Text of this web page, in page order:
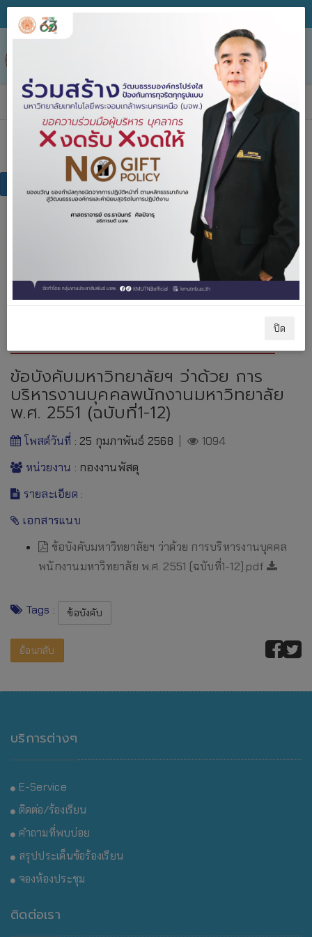
กฎระเบียบ/ข้อบังคับ
กฎระเบียบ/ข้อบังคับ
กฎระเบียบ ข้อบังคับภายนอก
กฏระเบียบ ข้อบังคับของมหาวิทยาลัย
ข้อบังคับมหาวิทยาลัยฯ ว่าด้วย การ
บริหารงานบุคคลพนักงานมหาวิทยาลัย
พ.ศ. 2551 (ฉบับที่1-12)
โพสต์วันที่ : 25 กุมภาพันธ์ 2568
1094
หน่วยงาน : กองงานพัสดุ
รายละเอียด :
เอกสารแนบ
ข้อบังคับมหาวิทยาลัยฯ ว่าด้วย การบริหารงานบุคคล
พนักงานมหาวิทยาลัย พ.ศ. 2551 (ฉบับที่1-12).pdf
Tags : ข้อบังคับ
ย้อนกลับ
บริการต่างๆ
E-Service
ติดต่อ/ร้องเรียน
คำถามที่พบบ่อย
สรุปประเด็นข้อร้องเรียน
จองห้องประชุม
ติดต่อเรา
ปิด